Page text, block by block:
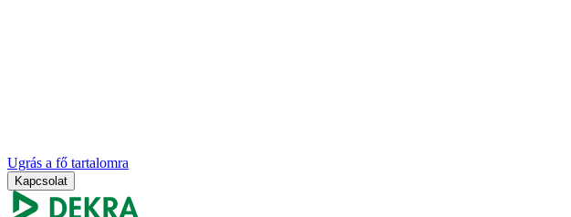
Ugrás a fő tartalomra
Kapcsolat